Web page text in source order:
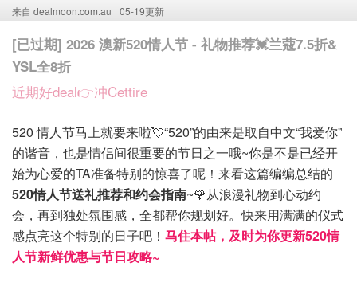
来自 dealmoon.com.au 05-19更新
[已过期] 2026 澳新520情人节 - 礼物推荐💓兰蔻7.5折&
YSL全8折
近期好deal👉冲Cettire
520 情人节马上就要来啦💘“520”的由来是取自中文“我爱你”
的谐音，也是情侣间很重要的节日之一哦~你是不是已经开
始为心爱的TA准备特别的惊喜了呢！来看这篇编编总结的
520情人节送礼推荐和约会指南~🌹从浪漫礼物到心动约
会，再到独处氛围感，全都帮你规划好。快来用满满的仪式
感点亮这个特别的日子吧！ 马住本帖，及时为你更新520情
人节新鲜优惠与节日攻略~